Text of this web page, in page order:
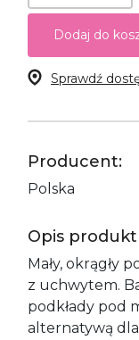
Dodaj do
Sprawdź
Producent:
Polska
Opis
Mały, okrągły
z uchwytem.
podkłady pod
alternatywą